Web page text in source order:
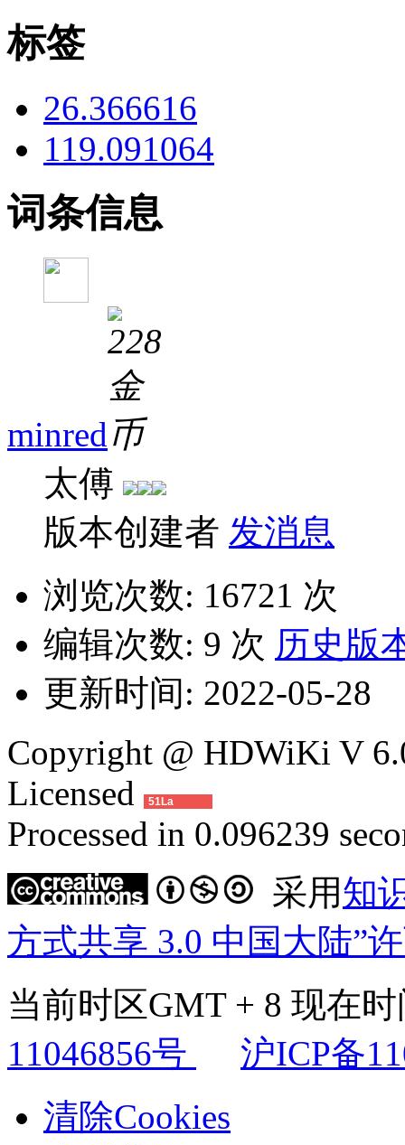
标签
26.366616
119.091064
词条信息
minred
太傅
版本创建者 发消息
浏览次数: 16721 次
编辑次数: 9 次 历史版
更新时间: 2022-05-28
Copyright @ HDWiKi V
Licensed
51La
Processed in 0.096239
采用知
方式共享 3.0 中国大陆”
当前时区GMT + 8 现在
11046856号
沪ICP备
清除Cookies